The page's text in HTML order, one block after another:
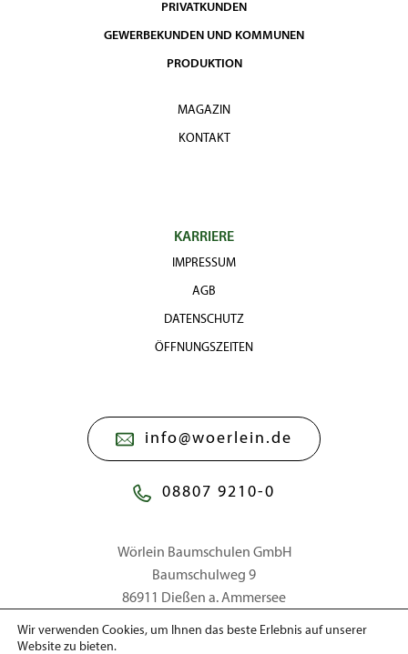
PRIVATKUNDEN
GEWERBEKUNDEN UND KOMMUNEN
PRODUKTION
MAGAZIN
KONTAKT
KARRIERE
IMPRESSUM
AGB
DATENSCHUTZ
ÖFFNUNGSZEITEN
info@woerlein.de
08807 9210-0
Wörlein Baumschulen GmbH
Baumschulweg 9
86911 Dießen a. Ammersee
Wir verwenden Cookies, um Ihnen das beste Erlebnis auf unserer
Website zu bieten.